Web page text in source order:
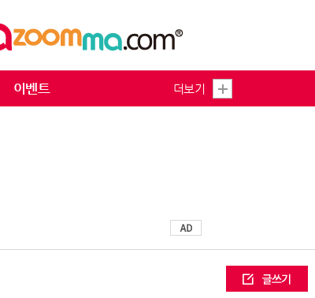
이벤트 더보기